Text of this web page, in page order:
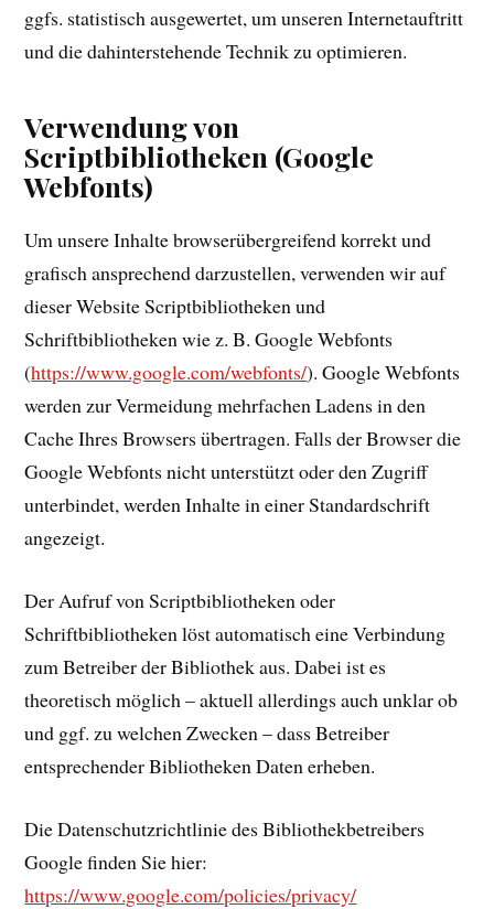
ggfs. statistisch ausgewertet, um unseren Internetauftritt
und die dahinterstehende Technik zu optimieren.
Verwendung von
Scriptbibliotheken (Google
Webfonts)
Um unsere Inhalte browserübergreifend korrekt und
grafisch ansprechend darzustellen, verwenden wir auf
dieser Website Scriptbibliotheken und
Schriftbibliotheken wie z. B. Google Webfonts
(https://www.google.com/webfonts/). Google Webfonts
werden zur Vermeidung mehrfachen Ladens in den
Cache Ihres Browsers übertragen. Falls der Browser die
Google Webfonts nicht unterstützt oder den Zugriff
unterbindet, werden Inhalte in einer Standardschrift
angezeigt.
Der Aufruf von Scriptbibliotheken oder
Schriftbibliotheken löst automatisch eine Verbindung
zum Betreiber der Bibliothek aus. Dabei ist es
theoretisch möglich – aktuell allerdings auch unklar ob
und ggf. zu welchen Zwecken – dass Betreiber
entsprechender Bibliotheken Daten erheben.
Die Datenschutzrichtlinie des Bibliothekbetreibers
Google finden Sie hier:
https://www.google.com/policies/privacy/